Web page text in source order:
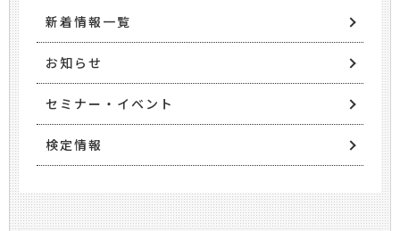
新着情報一覧
お知らせ
セミナー・イベント
検定情報